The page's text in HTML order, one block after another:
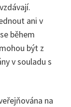
ani v
během
být z
v souladu s
na